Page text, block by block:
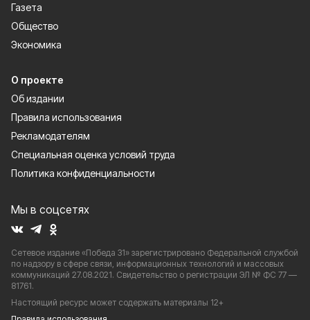
Газета
Общество
Экономика
О проекте
Об издании
Правила использования
Рекламодателям
Специальная оценка условий труда
Политика конфиденциальности
Мы в соцсетях
Сетевое издание «Победа 31» зарегистрировано Федеральной службой
по надзору в сфере связи, информационных технологий и массовых
коммуникаций 27.08.2021. Свидетельство о регистрации ЭЛ № ФС 77 —
81761.
Настоящий ресурс может содержать материалы 12+